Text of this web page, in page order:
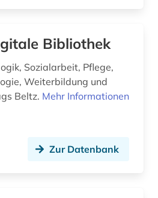
politikwissenschaft (3)
politische kommunikation (1)
politische wissenschaft (3)
posttraumatische belastungsstörung (2)
Bibliothek
Sozialarbeit, Pflege,
Weiterbildung und
Beltz. Mehr Informationen
Zur Datenbank